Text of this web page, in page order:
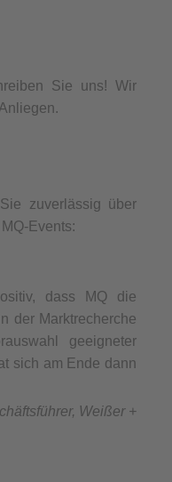
Sie uns! Wir
zuverlässig über
Events:
dass MQ die
der Marktrecherche
geeigneter
sich am Ende dann
Weißer +